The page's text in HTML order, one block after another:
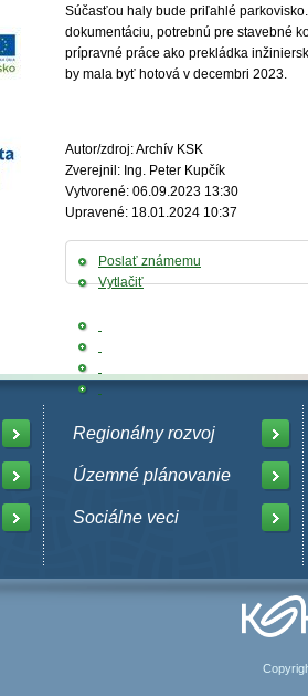
Súčasťou haly bude priľahlé
dokumentáciu, potrebnú pre stavebné
prípravné práce ako prekládka
by mala byť hotová v decembri 2023.
Autor/zdroj: Archív KSK
Zverejnil: Ing. Peter Kupčík
Vytvorené: 06.09.2023 13:30
Upravené: 18.01.2024 10:37
Poslať známemu
Vytlačiť
Regionálny rozvoj
Územné plánovanie
Sociálne veci